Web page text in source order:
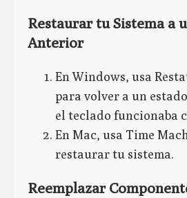
Restaurar tu Sistema a
Anterior
En Windows, usa
para volver a un
el teclado funcionaba
En Mac, usa Time
restaurar tu sistema.
Reemplazar